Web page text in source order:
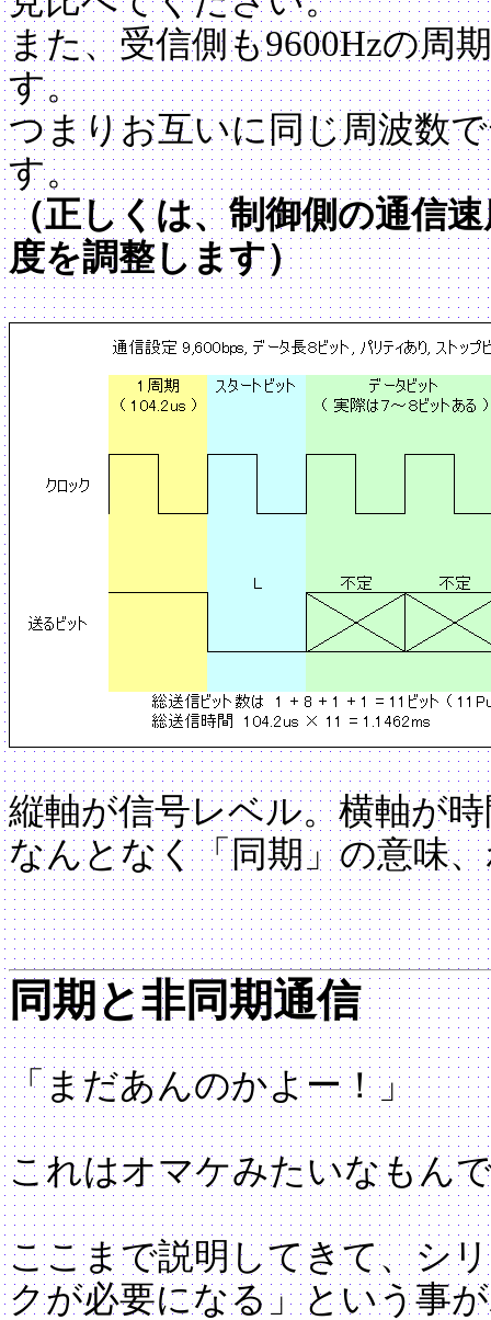
また、受信側も9600Hzの周
す。
つまりお互いに同じ周波数
す。
（正しくは、制御側の通信
度を調整します）
縦軸が信号レベル。横軸が
なんとなく「同期」の意味
同期と非同期通信
「まだあんのかよー！」
これはオマケみたいなもん
ここまで説明してきて、シ
クが必要になる」という事